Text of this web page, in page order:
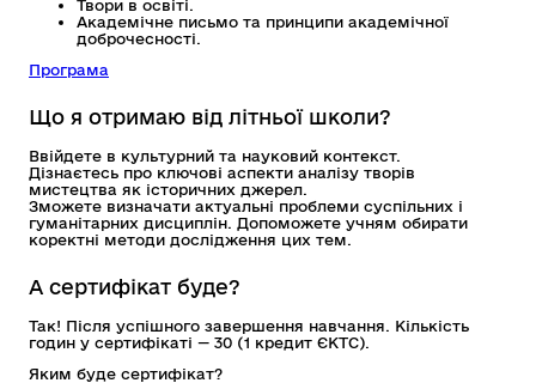
Твори в освіті.
Академічне письмо та принципи академічної
доброчесності.
Програма
Що я отримаю від літньої школи?
Ввійдете в культурний та науковий контекст.
Дізнаєтесь про ключові аспекти аналізу творів
мистецтва як історичних джерел.
Зможете визначати актуальні проблеми суспільних і
гуманітарних дисциплін. Допоможете учням обирати
коректні методи дослідження цих тем.
А сертифікат буде?
Так! Після успішного завершення навчання. Кількість
годин у сертифікаті — 30 (1 кредит ЄКТС).
Яким буде сертифікат?